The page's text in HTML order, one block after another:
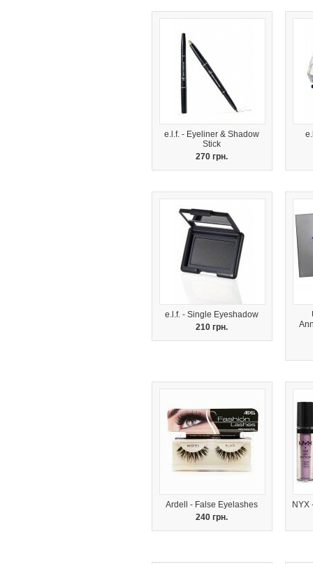
e.l.f. - Eyeliner & Shadow
Stick
270 грн.
e.l.f. - Single Eyeshadow
210 грн.
Ardell - False Eyelashes
240 грн.
NYX